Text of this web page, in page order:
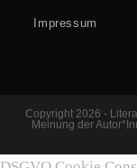
Impressum
Copyright 2026 -
Meinung der